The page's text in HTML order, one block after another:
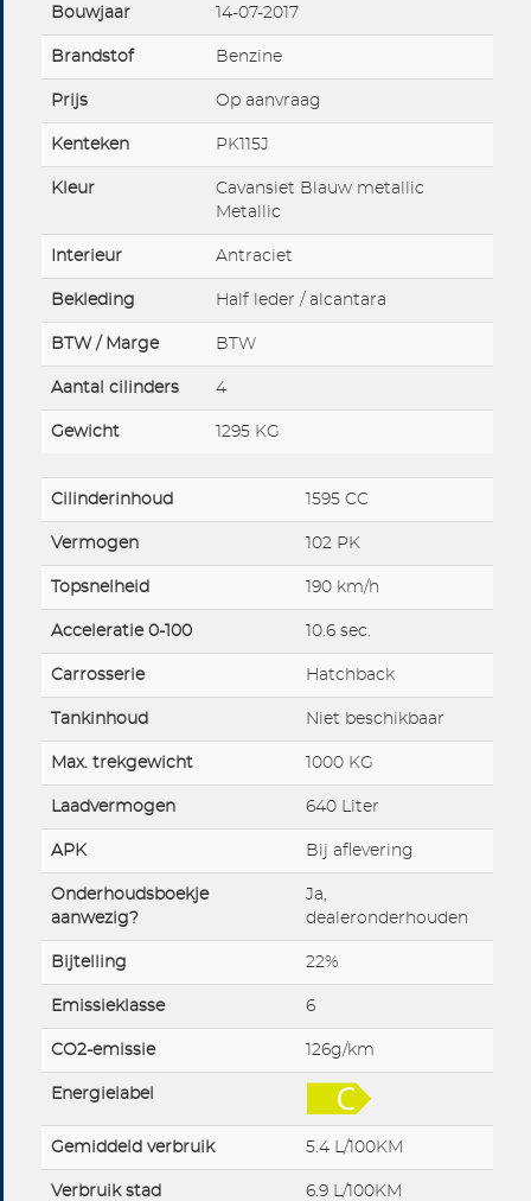
Bouwjaar 14-07-2017
Brandstof Benzine
Prijs Op aanvraag
Kenteken PK115J
Kleur
Cavansiet Blauw metallic
Metallic
Interieur Antraciet
Bekleding Half leder / alcantara
BTW / Marge BTW
Aantal cilinders 4
Gewicht 1295 KG
Cilinderinhoud 1595 CC
Vermogen 102 PK
Topsnelheid 190 km/h
Acceleratie 0-100 10.6 sec.
Carrosserie Hatchback
Tankinhoud Niet beschikbaar
Max. trekgewicht 1000 KG
Laadvermogen 640 Liter
APK Bij aflevering
Onderhoudsboekje
aanwezig?
Ja,
dealeronderhouden
Bijtelling 22%
Emissieklasse 6
CO2-emissie 126g/km
Energielabel
Gemiddeld verbruik 5.4 L/100KM
Verbruik stad 6.9 L/100KM